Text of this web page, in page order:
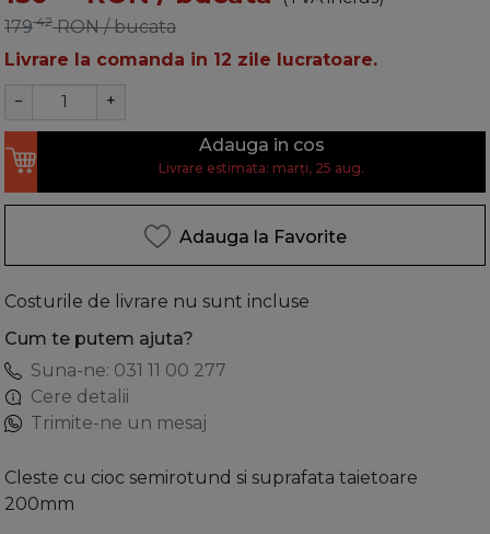
17942 RON / bucata
Livrare la comanda in 12 zile lucratoare.
− +
Adauga in cos
Livrare estimata: marți, 25 aug.
Adauga la Favorite
Costurile de livrare nu sunt incluse
Cum te putem ajuta?
Suna-ne: 031 11 00 277
Cere detalii
Trimite-ne un mesaj
Cleste cu cioc semirotund si suprafata taietoare
200mm